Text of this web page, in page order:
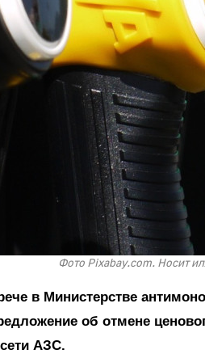
Фото Pixabay.com. Носит
в Министерстве
об отмене
АЗС.